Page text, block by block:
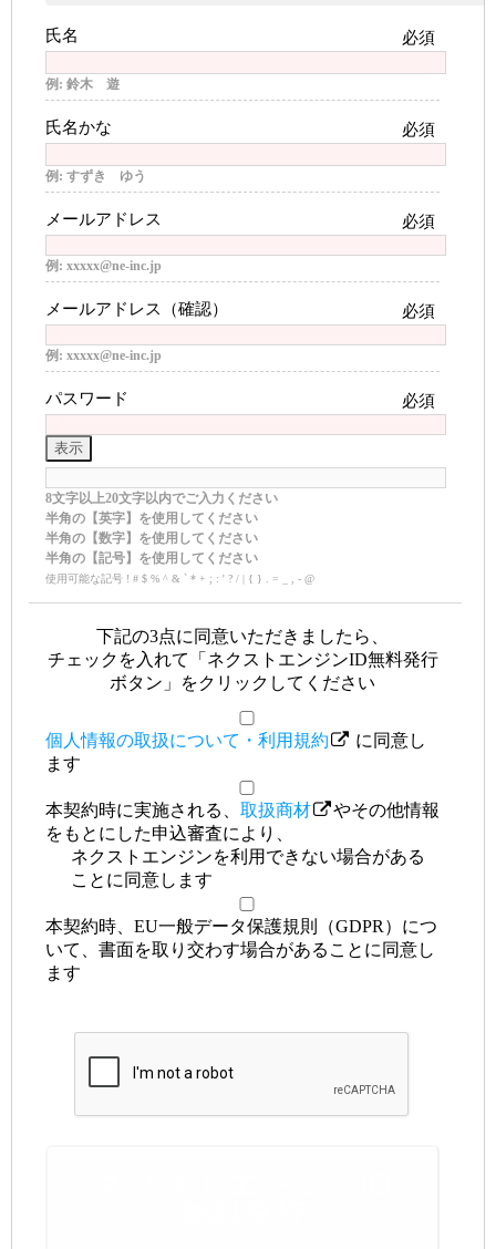
氏名 必須
例: 鈴木 遊
氏名かな 必須
例: すずき ゆう
メールアドレス 必須
例: xxxxx@ne-inc.jp
メールアドレス（確認） 必須
例: xxxxx@ne-inc.jp
パスワード 必須
表示
8文字以上20文字以内でご入力ください
半角の【英字】を使用してください
半角の【数字】を使用してください
半角の【記号】を使用してください
使用可能な記号 ! # $ % ^ & ` * + ; : ' ? / | { } . = _ , - @
下記の3点に同意いただきましたら、
チェックを入れて「ネクストエンジンID無料発行
ボタン」をクリックしてください
個人情報の取扱について・利用規約
に同意し
ます
本契約時に実施される、 取扱商材
やその他情報
をもとにした申込審査により、
ネクストエンジンを利用できない場合がある
ことに同意します
本契約時、EU一般データ保護規則（GDPR）につ
いて、書面を取り交わす場合があることに同意し
ます